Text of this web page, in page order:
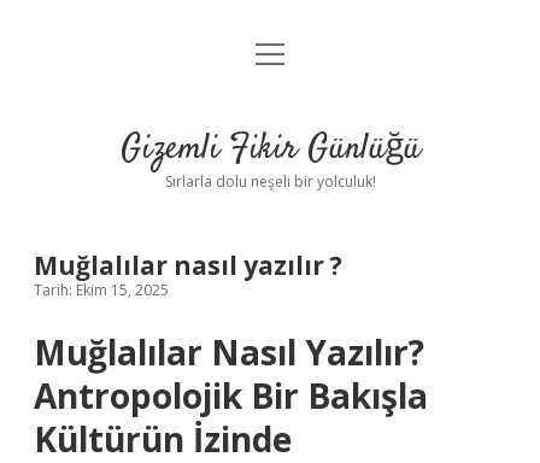
Anasayfa
Yasal Uyarı
menüyü
Gizemli Fikir Günlüğü
Sırlarla dolu neşeli bir yolculuk!
Muğlalılar nasıl yazılır ?
Tarih: Ekim 15, 2025
Muğlalılar Nasıl Yazılır?
Antropolojik Bir Bakışla
Kültürün İzinde